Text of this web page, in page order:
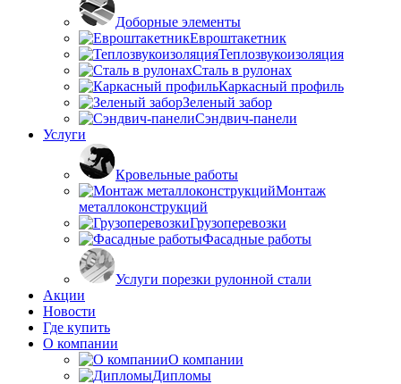
Доборные элементы
Евроштакетник
Теплозвукоизоляция
Сталь в рулонах
Каркасный профиль
Зеленый забор
Сэндвич-панели
Услуги
Кровельные работы
Монтаж
металлоконструкций
Грузоперевозки
Фасадные работы
Услуги порезки рулонной стали
Акции
Новости
Где купить
О компании
О компании
Дипломы